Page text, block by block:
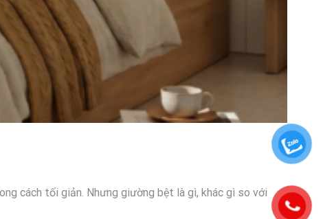
cách tối giản. Nhưng giường bệt là gì, khác gì so với